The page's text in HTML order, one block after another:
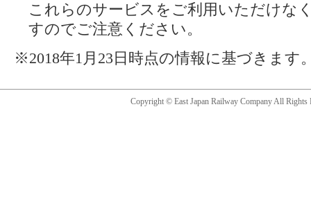
これらのサービスをご利用いただけな
すのでご注意ください。
※2018年1月23日時点の情報に基づきます
Copyright © East Japan Railway Company All Rights